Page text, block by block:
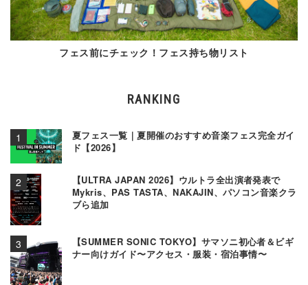
フェス前にチェック！フェス持ち物リスト
RANKING
夏フェス一覧｜夏開催のおすすめ音楽フェス完全ガイ
ド【2026】
【ULTRA JAPAN 2026】ウルトラ全出演者発表で
Mykris、PAS TASTA、NAKAJIN、パソコン音楽クラ
ブら追加
【SUMMER SONIC TOKYO】サマソニ初心者＆ビギ
ナー向けガイド〜アクセス・服装・宿泊事情〜